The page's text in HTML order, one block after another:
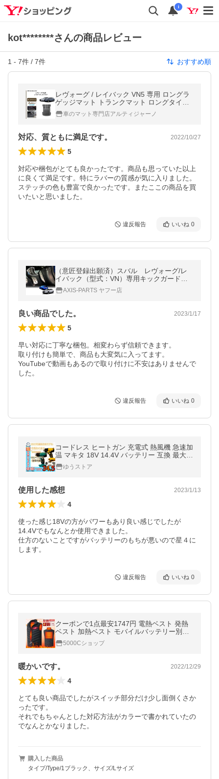
i
kot********さんの商品レビュー
1 - 7件 / 7件 おすすめ順
レヴォーグ / レイバック VN5 専用 ロングラ
ゲッジマット トランクマット ロングタイプ
ラバー製 ゴム 防水 撥水性
車のマット専門店アルティジャーノ
対応、質ともに満足です。 2022/10/27
5
対応や梱包がとても良かったです。商品も思っていた以上
に良くて満足です。特にラバーの質感が気に入りました。
ステッチの色も豊富で良かったです。またここの商品を買
違反報告 いいね 0
（意匠登録出願済）スバル レヴォーグ/レ
イバック（型式：VN）専用キックガード付
きフットレスト(ST)
AXIS-PARTS ヤフー店
良い商品でした。 2023/1/17
5
早い対応に丁寧な梱包。相変わらず信頼できます。
取り付けも簡単で、商品も大変気に入ってます。
YouTubeで動画もあるので取り付けに不安はありませんで
した。
違反報告 いいね 0
コードレス ヒートガン 充電式 熱風機 急速加
温 マキタ 18V 14.4V バッテリー 互換 最大温
度550℃ ホットガン シール ラベル 剥がし 超
軽量 乾燥 剥離 塗料
ゆうストア
使用した感想 2023/1/13
4
使った感じ18Vの方がパワーもあり良い感じでしたが
14.4Vでもなんとか使用できました。
仕方のないことですがバッテリーのもちが悪いので星４に
します。
違反報告 いいね 0
クーポンで1点最安1747円 電熱ベスト 発熱
ベスト 加熱ベスト モバイルバッテリー別売
り ヒーターベスト 発熱2-5箇所 加熱ベスト
バッテリー給電 3段温度調整
5000Cショップ
暖かいです。 2022/12/29
4
とても良い商品でしたがスイッチ部分だけ少し面倒くさか
ったです。
それでもちゃんとした対応方法がカラーで書かれていたの
でなんとかなりました。
購入した商品
タイプ/Type/1ブラック、サイズ/Lサイズ